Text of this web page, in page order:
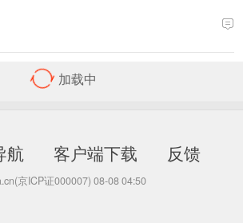
园树洞画
森纳美梦落空